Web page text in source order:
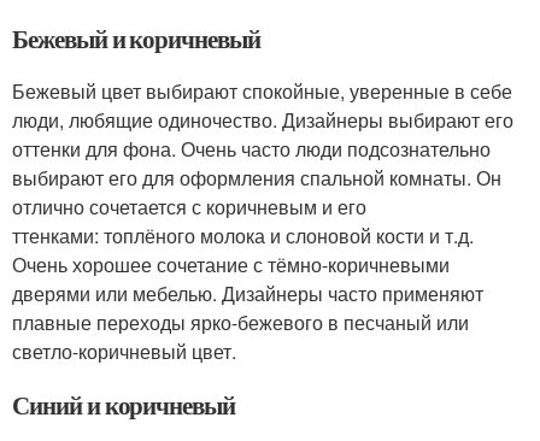
Бежевый и коричневый
Бежевый цвет выбирают спокойные, уверенные в себе
люди, любящие одиночество. Дизайнеры выбирают его
оттенки для фона. Очень часто люди подсознательно
выбирают его для оформления спальной комнаты. Он
отлично сочетается с коричневым и его
ттенками: топлёного молока и слоновой кости и т.д.
Очень хорошее сочетание с тёмно-коричневыми
дверями или мебелью. Дизайнеры часто применяют
плавные переходы ярко-бежевого в песчаный или
светло-коричневый цвет.
Синий и коричневый